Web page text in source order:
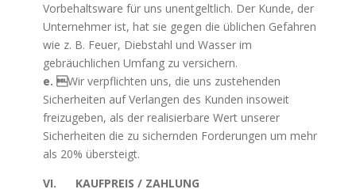
Vorbehaltsware für uns unentgeltlich. Der Kunde, der
Unternehmer ist, hat sie gegen die üblichen Gefahren
wie z. B. Feuer, Diebstahl und Wasser im
gebräuchlichen Umfang zu versichern.
e. Wir verpflichten uns, die uns zustehenden
Sicherheiten auf Verlangen des Kunden insoweit
freizugeben, als der realisierbare Wert unserer
Sicherheiten die zu sichernden Forderungen um mehr
als 20% übersteigt.
VI. KAUFPREIS / ZAHLUNG